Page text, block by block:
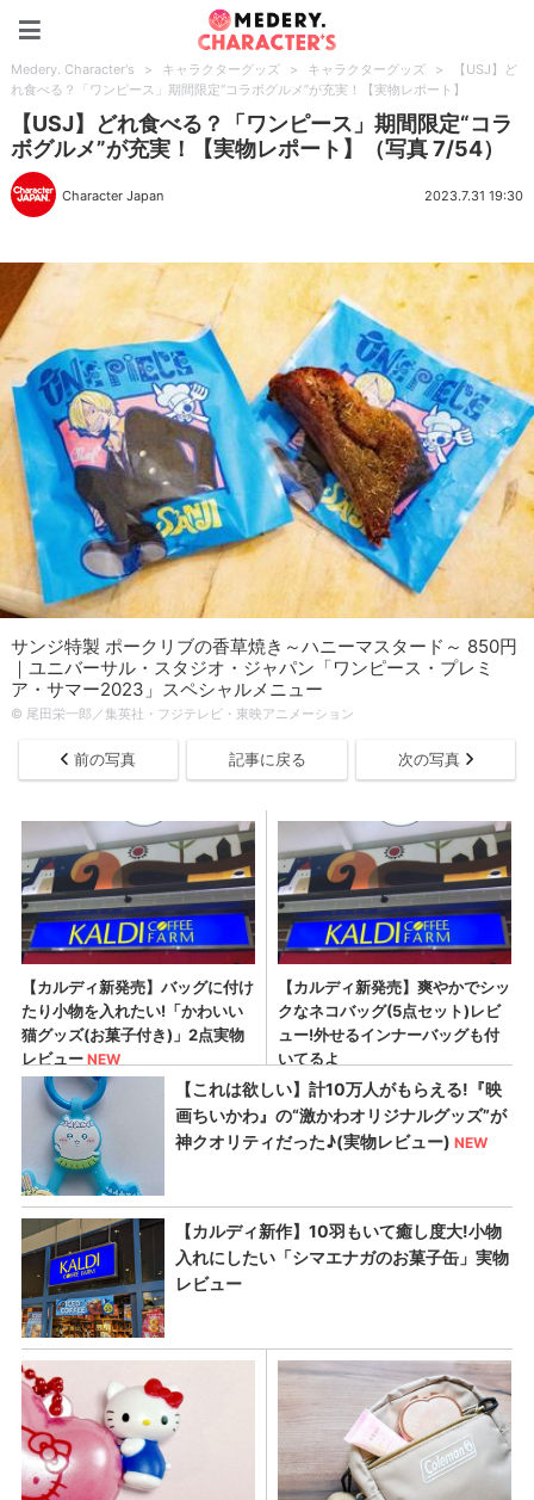
Medery. Character's > キャラクターグッズ > キャラクターグッズ >
【USJ】ど
れ食べる？「ワンピース」期間限定“コラボグルメ”が充実！【実物レポート】
【USJ】どれ食べる？「ワンピース」期間限定“コラ
ボグルメ”が充実！【実物レポート】（写真 7/54）
Character Japan 2023.7.31 19:30
サンジ特製 ポークリブの香草焼き～ハニーマスタード～ 850円
｜ユニバーサル・スタジオ・ジャパン「ワンピース・プレミ
ア・サマー2023」スペシャルメニュー
© 尾田栄一郎／集英社・フジテレビ・東映アニメーション
前の写真 記事に戻る 次の写真